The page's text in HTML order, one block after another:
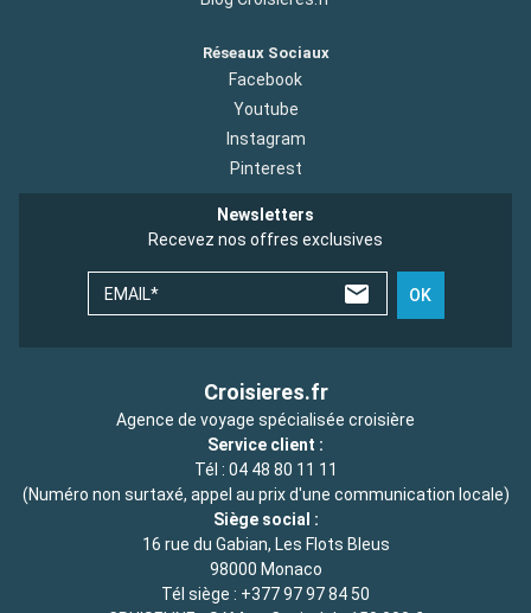
Réseaux Sociaux
Facebook
Youtube
Instagram
Pinterest
Newsletters
Recevez nos offres exclusives
EMAIL* OK
Croisieres.fr
Agence de voyage spécialisée croisière
Service client :
Tél : 04 48 80 11 11
(Numéro non surtaxé, appel au prix d'une communication locale)
Siège social :
16 rue du Gabian, Les Flots Bleus
98000 Monaco
Tél siège : +377 97 97 84 50